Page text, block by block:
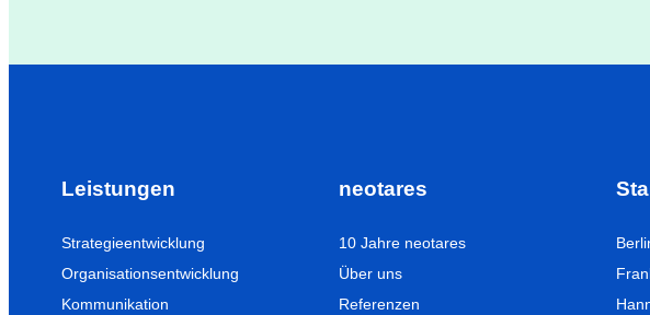
Leistungen
Strategieentwicklung
Organisationsentwicklung
Kommunikation
neotares
10 Jahre neotares
Über uns
Referenzen